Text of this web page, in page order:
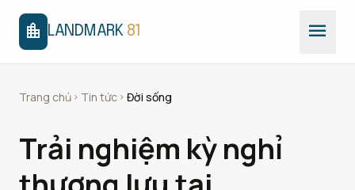
location_city LANDMARK 81 menu
Trang chủ chevron_right Tin tức chevron_right Đời sống
Trải nghiệm kỳ nghỉ